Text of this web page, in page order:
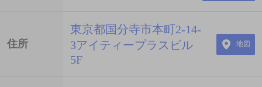
住所
東京都国分寺市本町2-14-
3アイティープラスビル
5F
地図